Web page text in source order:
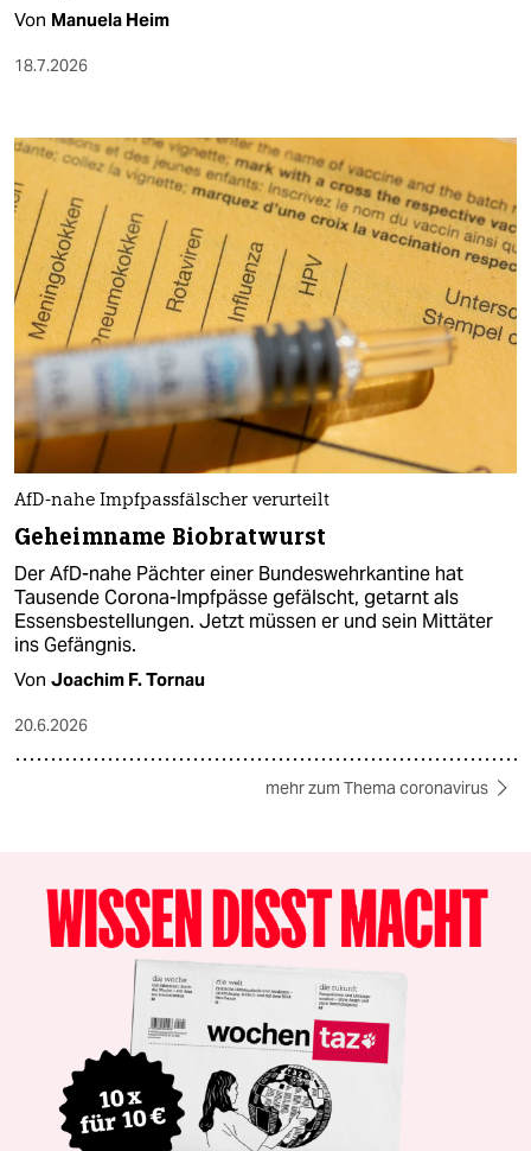
Von Manuela Heim
18.7.2026
AfD-nahe Impfpassfälscher verurteilt
Geheimname Biobratwurst
Der AfD-nahe Pächter einer Bundeswehrkantine hat
Tausende Corona-Impfpässe gefälscht, getarnt als
Essensbestellungen. Jetzt müssen er und sein Mittäter
ins Gefängnis.
Von Joachim F. Tornau
20.6.2026
mehr zum Thema coronavirus